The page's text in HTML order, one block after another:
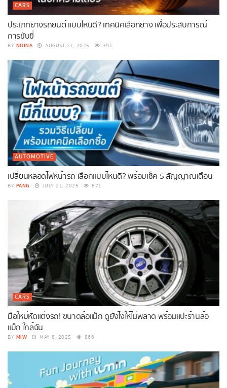
CARS
ประเภทยางรถยนต์ แบบไหนดี? เทคนิคเลือกยาง เพื่อประสบการณ์
การขับขี่
BY NOINA AUGUST 21, 2025 391
AUTOMOTIVE
เปลี่ยนหลอดไฟหน้ารถ เลือกแบบไหนดี? พร้อมเช็ค 5 สัญญาณเตือน
BY PANG JULY 21, 2025 871
CARS
มือใหม่หัดแต่งรถ! ขนาดล้อแม็ก ดูยังไงให้ไม่พลาด พร้อมแปะร้านล้อ
แม็ก ใกล้ฉัน
BY MIW MAY 8, 2025 866